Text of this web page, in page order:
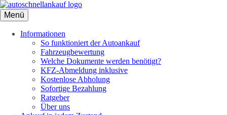
Menü
Informationen
So funktioniert der Autoankauf
Fahrzeugbewertung
Welche Dokumente werden benötigt?
KFZ-Abmeldung inklusive
Kostenlose Abholung
Sofortige Bezahlung
Ratgeber
Über uns